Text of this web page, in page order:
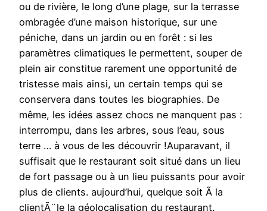
ou de rivière, le long d’une plage, sur la terrasse
ombragée d’une maison historique, sur une
péniche, dans un jardin ou en forêt : si les
paramètres climatiques le permettent, souper de
plein air constitue rarement une opportunité de
tristesse mais ainsi, un certain temps qui se
conservera dans toutes les biographies. De
même, les idées assez chocs ne manquent pas :
interrompu, dans les arbres, sous l’eau, sous
terre … à vous de les découvrir !Auparavant, il
suffisait que le restaurant soit situé dans un lieu
de fort passage ou à un lieu puissants pour avoir
plus de clients. aujourd’hui, quelque soit Ã la
clientÃ¨le la géolocalisation du restaurant.